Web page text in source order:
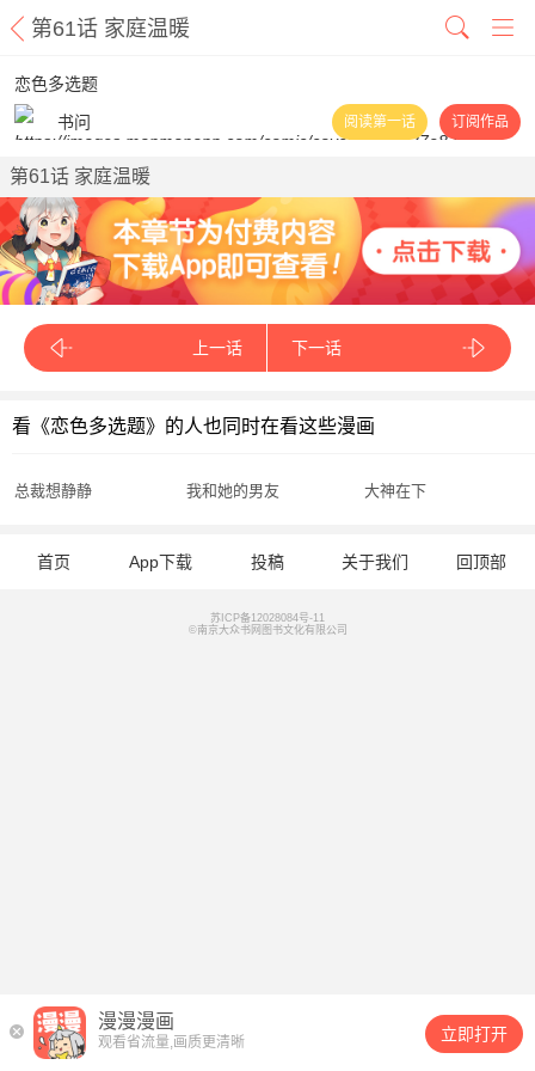
第61话 家庭温暖
恋色多选题
书问
阅读第一话 订阅作品
第61话 家庭温暖
上一话 下一话
看《恋色多选题》的人也同时在看这些漫画
总裁想静静 我和她的男友 大神在下
首页 App下载 投稿 关于我们 回顶部
苏ICP备12028084号-11
©南京大众书网图书文化有限公司
漫漫漫画
观看省流量,画质更清晰 立即打开